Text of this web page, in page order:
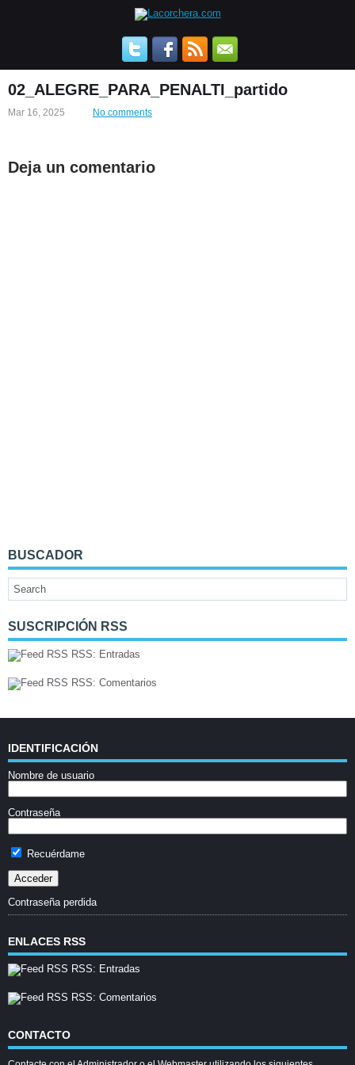
02_ALEGRE_PARA_PENALTI_partido
Mar 16, 2025 No comments
Deja un comentario
BUSCADOR
SUSCRIPCIÓN RSS
RSS: Entradas
RSS: Comentarios
IDENTIFICACIÓN
Nombre de usuario
Contraseña
Recuérdame
Contraseña perdida
ENLACES RSS
RSS: Entradas
RSS: Comentarios
CONTACTO